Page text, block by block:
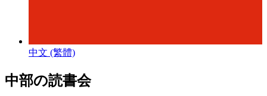
中文 (繁體)
中部の読書会